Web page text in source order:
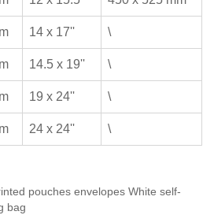
14 x 17'' \
14.5 x 19'' \
19 x 24'' \
24 x 24'' \
pouches envelopes White self-
bag